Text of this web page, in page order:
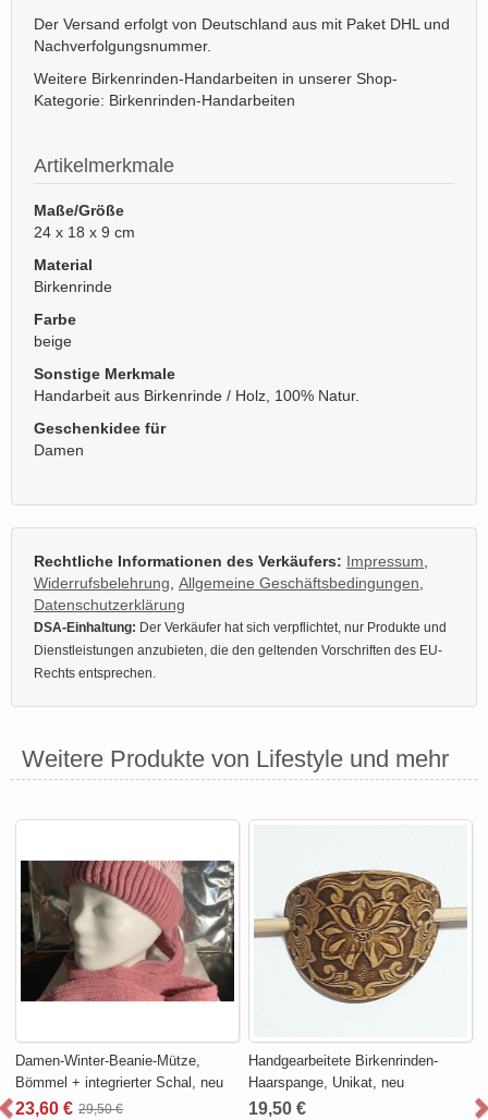
Der Versand erfolgt von Deutschland aus mit Paket DHL und
Nachverfolgungsnummer.
Weitere Birkenrinden-Handarbeiten in unserer Shop-
Kategorie: Birkenrinden-Handarbeiten
Artikelmerkmale
Maße/Größe
24 x 18 x 9 cm
Material
Birkenrinde
Farbe
beige
Sonstige Merkmale
Handarbeit aus Birkenrinde / Holz, 100% Natur.
Geschenkidee für
Damen
Rechtliche Informationen des Verkäufers: Impressum
Widerrufsbelehrung Allgemeine Geschäftsbedingungen
Datenschutzerklärung
DSA-Einhaltung: Der Verkäufer hat sich verpflichtet, nur Produkte und
Dienstleistungen anzubieten, die den geltenden Vorschriften des EU-
Rechts entsprechen.
Weitere Produkte von Lifestyle und mehr
Damen-Winter-Beanie-Mütze,
Bömmel + integrierter Schal, neu
23,60 € 29,50 €
Handgearbeitete Birkenrinden-
Haarspange, Unikat, neu
19,50 €